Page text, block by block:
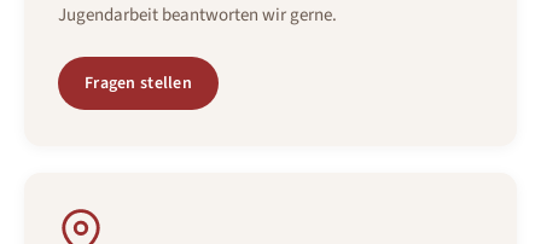
Jugendarbeit beantworten wir gerne.
Fragen stellen